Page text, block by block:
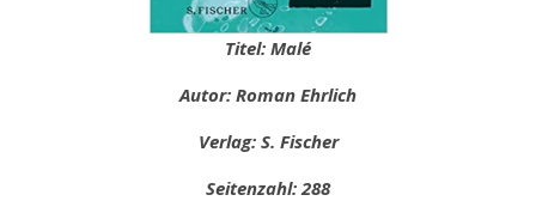
Titel: Malé
Autor: Roman Ehrlich
Verlag: S. Fischer
Seitenzahl: 288